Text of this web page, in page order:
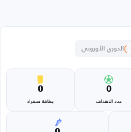
الدوري الأوروبي
0
عدد الاهداف
0
بطاقة صفراء